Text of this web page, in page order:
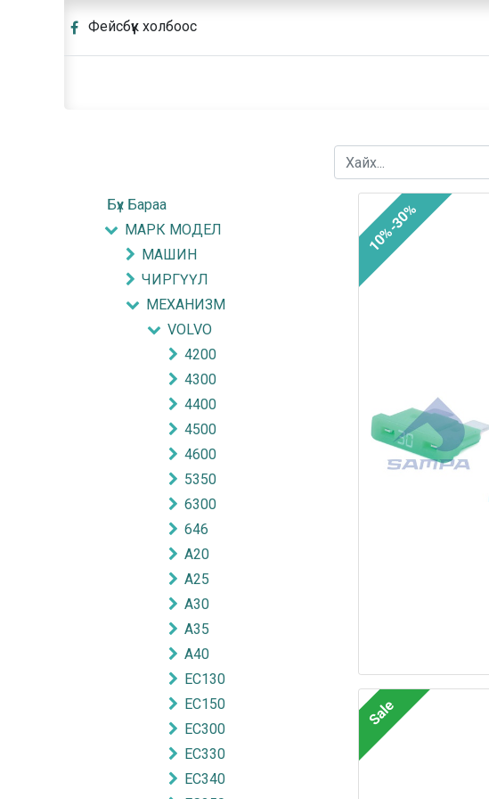
Фейсбүүк холбоос
Бүх Бараа
МАРК МОДЕЛ
МАШИН
ЧИРГҮҮЛ
МЕХАНИЗМ
VOLVO
4200
4300
4400
4500
4600
5350
6300
646
A20
A25
A30
A35
A40
EC130
EC150
EC300
EC330
EC340
10%-30%
Sale